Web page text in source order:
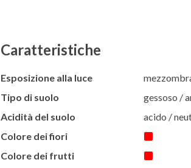
Caratteristiche
Esposizione alla luce
Tipo di suolo
gessoso /
Acidità del suolo
acido /
Colore dei fiori
Colore dei frutti